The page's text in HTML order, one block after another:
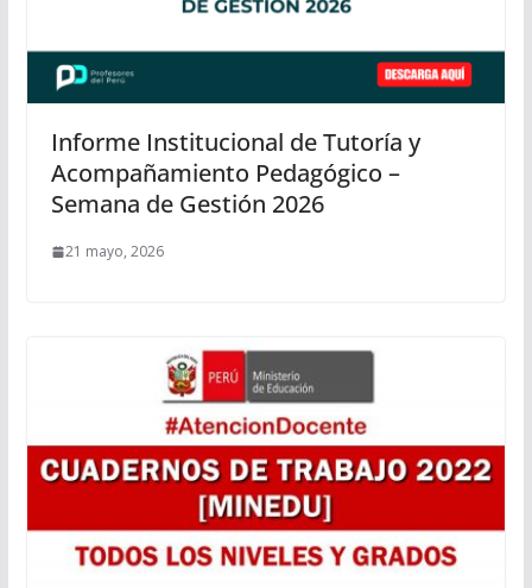
Informe Institucional de Tutoría y
Acompañamiento Pedagógico –
Semana de Gestión 2026
21 mayo, 2026